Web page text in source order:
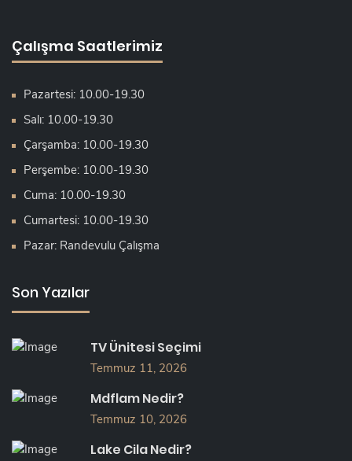
Çalışma Saatlerimiz
Pazartesi: 10.00-19.30
Salı: 10.00-19.30
Çarşamba: 10.00-19.30
Perşembe: 10.00-19.30
Cuma: 10.00-19.30
Cumartesi: 10.00-19.30
Pazar: Randevulu Çalışma
Son Yazılar
TV Ünitesi Seçimi
Temmuz 11, 2026
Mdflam Nedir?
Temmuz 10, 2026
Lake Cila Nedir?